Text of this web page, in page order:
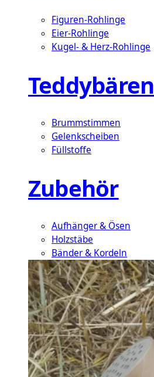
Figuren-Rohlinge
Eier-Rohlinge
Kugel- & Herz-Rohlinge
Brummstimmen
Gelenkscheiben
Füllstoffe
Zubehör
Aufhänger & Ösen
Holzstäbe
Bänder & Kordeln